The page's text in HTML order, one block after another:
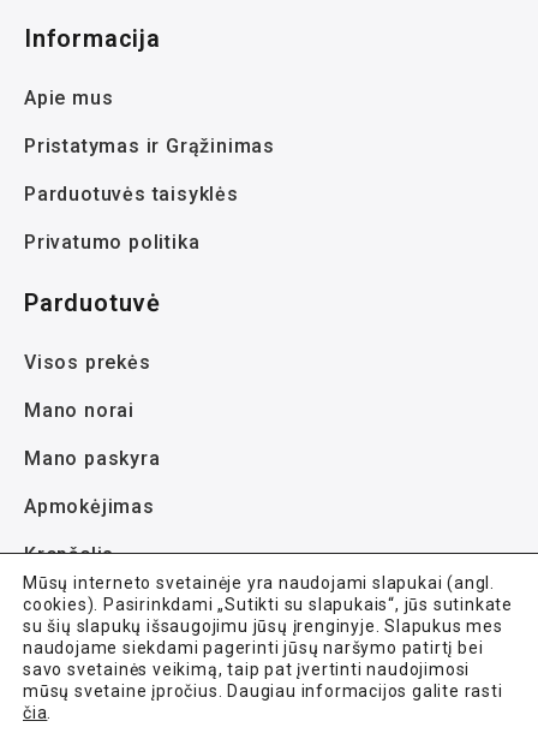
Informacija
Apie mus
Pristatymas ir Grąžinimas
Parduotuvės taisyklės
Privatumo politika
Parduotuvė
Visos prekės
Mano norai
Mano paskyra
Apmokėjimas
Krepšelis
Mūsų interneto svetainėje yra naudojami slapukai (angl.
cookies). Pasirinkdami „Sutikti su slapukais“, jūs sutinkate
su šių slapukų išsaugojimu jūsų įrenginyje. Slapukus mes
naudojame siekdami pagerinti jūsų naršymo patirtį bei
savo svetainės veikimą, taip pat įvertinti naudojimosi
mūsų svetaine įpročius. Daugiau informacijos galite rasti
čia